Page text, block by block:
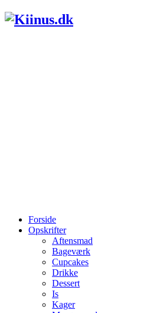
Forside
Opskrifter
Aftensmad
Bageværk
Cupcakes
Drikke
Dessert
Is
Kager